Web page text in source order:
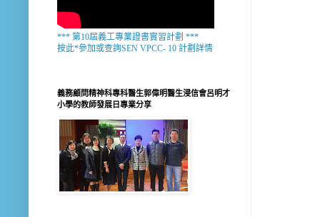
*** 第10屆義工專業證書實習計劃 ***
按此*參加或查詢SEN VPCC- 10 計劃詳情
義務顧問精神科專科醫生郭偉明醫生浸信會呂明才
小學的教師發展日專業分享